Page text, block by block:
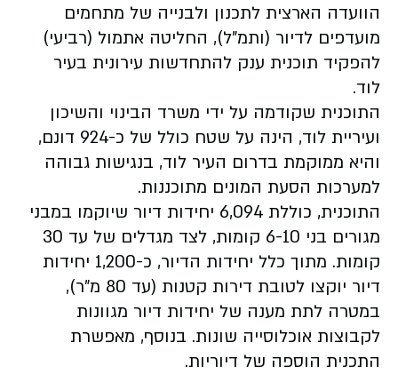
הוועדה הארצית לתכנון ולבנייה של מתחמים
מועדפים לדיור (ותמ"ל), החליטה אתמול (רביעי)
להפקיד תוכנית ענק להתחדשות עירונית בעיר
לוד.
התוכנית שקודמה על ידי משרד הבינוי והשיכון
ועיריית לוד, הינה על שטח כולל של כ-924 דונם,
והיא ממוקמת בדרום העיר לוד, בנגישות גבוהה
למערכות הסעת המונים מתוכננות.
התוכנית, כוללת 6,094 יחידות דיור שיוקמו במבני
מגורים בני 6-10 קומות, לצד מגדלים של עד 30
קומות. מתוך כלל יחידות הדיור, כ-1,200 יחידות
דיור יוקצו לטובת דירות קטנות (עד 80 מ"ר),
במטרה לתת מענה של יחידות דיור מגוונות
לקבוצות אוכלוסייה שונות. בנוסף, מאפשרת
התכנית הוספה של דיוריות.